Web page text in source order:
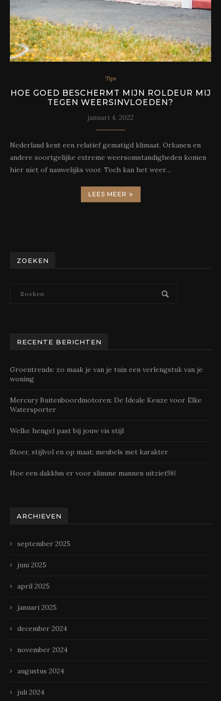
Tips
HOE GOED BESCHERMT MIJN ROLDEUR MIJ
TEGEN WEERSINVLOEDEN?
januari 4, 2022
Nederland kent een relatief gematigd klimaat. Orkanen en
andere soortgelijke extreme weersomstandigheden komen
hier niet of nauwelijks voor. Toch kan het weer…
LEES MEER
ZOEKEN
RECENTE BERICHTEN
Groentrends: zo maak je van je tuin een verlengstuk van je
woning
Mercury Buitenboordmotoren: De Ideale Keuze voor Elke
Watersporter
Welke hengel past bij jouw vis stijl
Stoer, stijlvol en op maat: meubels met karakter
Hoe een dakklus er voor slimme mannen uitziet!￼
ARCHIEVEN
september 2025
juni 2025
april 2025
januari 2025
december 2024
november 2024
augustus 2024
juli 2024